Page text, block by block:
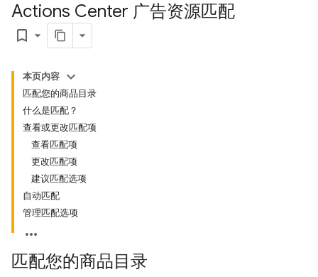
Actions Center 广告资源匹配
bookmark_border
本页内容
匹配您的商品目录
什么是匹配？
查看或更改匹配项
查看匹配项
更改匹配项
建议匹配选项
自动匹配
管理匹配选项
匹配您的商品目录